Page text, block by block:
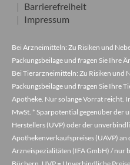
Barrierefreiheit
Impressum
Bei Arzneimitteln: Zu Risiken und
Packungsbeilage und fragen Sie Ihre
Bei Tierarzneimitteln: Zu Risiken und
Packungsbeilage und fragen Sie Ihre
Apotheke. Nur solange Vorrat reicht.
MwSt. * Sparpotential gegenüber der
Herstellers (UVP) oder der
Apothekenverkaufspreises (UAVP)
Arzneispezialitäten (IFA GmbH) / nur